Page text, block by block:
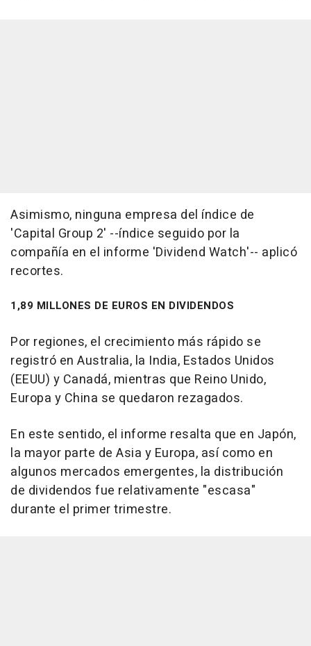
Asimismo, ninguna empresa del índice de
'Capital Group 2' --índice seguido por la
compañía en el informe 'Dividend Watch'-- aplicó
recortes.
1,89 MILLONES DE EUROS EN DIVIDENDOS
Por regiones, el crecimiento más rápido se
registró en Australia, la India, Estados Unidos
(EEUU) y Canadá, mientras que Reino Unido,
Europa y China se quedaron rezagados.
En este sentido, el informe resalta que en Japón,
la mayor parte de Asia y Europa, así como en
algunos mercados emergentes, la distribución
de dividendos fue relativamente "escasa"
durante el primer trimestre.